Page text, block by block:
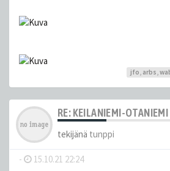
jfo arbs ,
RE: KEILANIEMI-
tekijänä tunppi
- 15.10.21 22:24